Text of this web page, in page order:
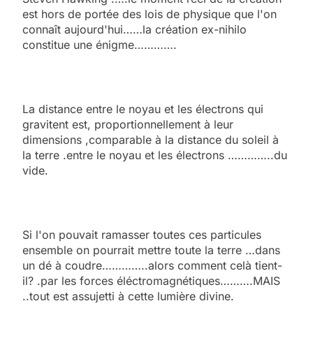
est hors de portée des lois de physique que l'on
connaît aujourd'hui……la création ex-nihilo
constitue une énigme………….
La distance entre le noyau et les électrons qui
gravitent est, proportionnellement à leur
dimensions ,comparable à la distance du soleil à
la terre .entre le noyau et les électrons …………..du
vide.
Si l'on pouvait ramasser toutes ces particules
ensemble on pourrait mettre toute la terre …dans
un dé à coudre…………..alors comment celà tient-
il? .par les forces éléctromagnétiques……….MAIS
..tout est assujetti à cette lumière divine.